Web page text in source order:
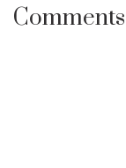
Comments